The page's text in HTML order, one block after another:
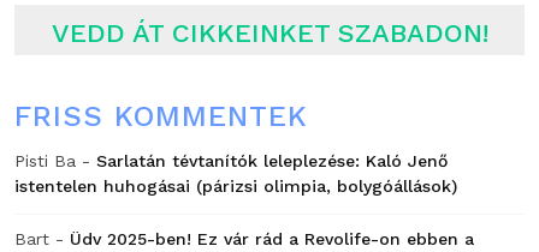
VEDD ÁT CIKKEINKET SZABADON!
FRISS KOMMENTEK
Pisti Ba - Sarlatán tévtanítók leleplezése: Kaló Jenő
istentelen huhogásai (párizsi olimpia, bolygóállások)
Bart - Üdv 2025-ben! Ez vár rád a Revolife-on ebben a